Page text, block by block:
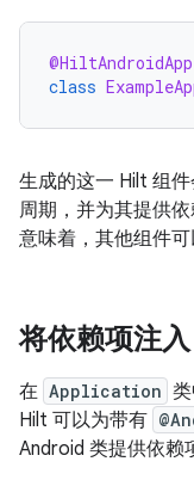
@HiltAndroidApp
class
生成的这一 Hilt 组
周期，并为其提供
意味着，其他组件可
将依赖项注
在 Application
Hilt 可以为带有
Android 类提供依赖